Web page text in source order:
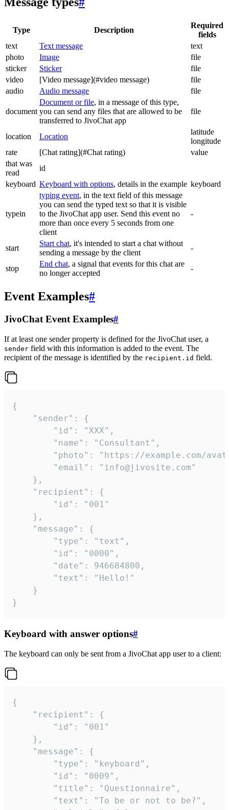
Type Description
Required
fields
text
Text message
text
photo
Image
file
sticker
Sticker
file
video
[Video message](#video message)
file
audio
Audio message file
document
Document or file, in a message of this type,
you can send any files that are allowed to be
transferred to JivoChat app
file
location Location
latitude
longitude
rate
[Chat rating](#Chat rating)
value
that was
read
id
keyboard Keyboard with options, details in the example keyboard
typein
typing event, in the text field of this message
you can send the typed text so that it is visible
to the JivoChat app user. Send this event no
more than once every 5 seconds from one
client
-
start
Start chat, it's intended to start a chat without
sending a message by the client
-
stop
End chat, a signal that events for this chat are
no longer accepted
-
Event Examples#
JivoChat Event Examples#
If at least one sender property is defined for the JivoChat user, a
sender field with this information is added to the event. The
recipient of the message is identified by the recipient.id field.
{
}
Keyboard with answer options#
The keyboard can only be sent from a JivoChat app user to a client:
{